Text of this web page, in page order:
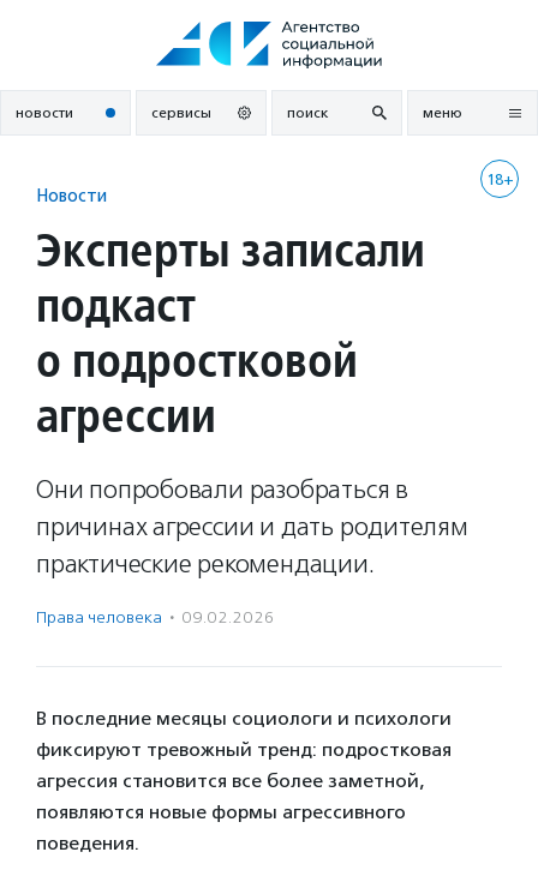
новости сервисы поиск меню
18+
Новости
Эксперты записали
подкаст
о подростковой
агрессии
Они попробовали разобраться в
причинах агрессии и дать родителям
практические рекомендации.
Права человека · 09.02.2026
В последние месяцы социологи и психологи
фиксируют тревожный тренд: подростковая
агрессия становится все более заметной,
появляются новые формы агрессивного
поведения.